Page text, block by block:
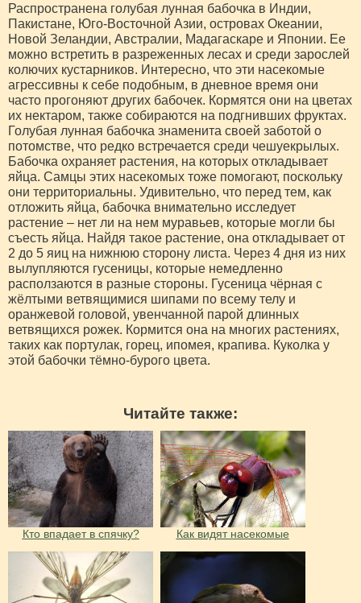
Распространена голубая лунная бабочка в Индии,
Пакистане, Юго-Восточной Азии, островах Океании,
Новой Зеландии, Австралии, Мадагаскаре и Японии. Ее
можно встретить в разреженных лесах и среди зарослей
колючих кустарников. Интересно, что эти насекомые
агрессивны к себе подобным, в дневное время они
часто прогоняют других бабочек. Кормятся они на цветах
их нектаром, также собираются на подгнивших фруктах.
Голубая лунная бабочка знаменита своей заботой о
потомстве, что редко встречается среди чешуекрылых.
Бабочка охраняет растения, на которых откладывает
яйца. Самцы этих насекомых тоже помогают, поскольку
они территориальны. Удивительно, что перед тем, как
отложить яйца, бабочка внимательно исследует
растение – нет ли на нем муравьев, которые могли бы
съесть яйца. Найдя такое растение, она откладывает от
2 до 5 яиц на нижнюю сторону листа. Через 4 дня из них
вылупляются гусеницы, которые немедленно
расползаются в разные стороны. Гусеница чёрная с
жёлтыми ветвящимися шипами по всему телу и
оранжевой головой, увенчанной парой длинных
ветвящихся рожек. Кормится она на многих растениях,
таких как портулак, горец, ипомея, крапива. Куколка у
этой бабочки тёмно-бурого цвета.
Читайте также:
Кто впадает в спячку? Как видят насекомые